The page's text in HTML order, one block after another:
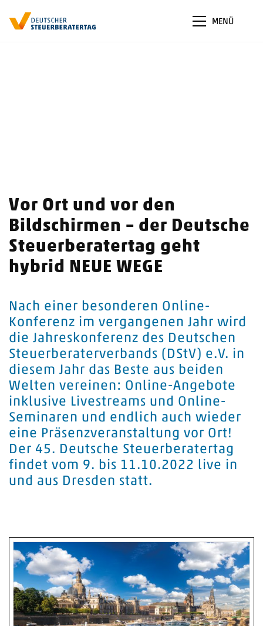
MENÜ
Vor Ort und vor den
Bildschirmen – der Deutsche
Steuerberatertag geht
hybrid NEUE WEGE
Nach einer besonderen Online-
Konferenz im vergangenen Jahr wird
die Jahreskonferenz des Deutschen
Steuerberaterverbands (DStV) e.V. in
diesem Jahr das Beste aus beiden
Welten vereinen: Online-Angebote
inklusive Livestreams und Online-
Seminaren und endlich auch wieder
eine Präsenzveranstaltung vor Ort!
Der 45. Deutsche Steuerberatertag
findet vom 9. bis 11.10.2022 live in
und aus Dresden statt.